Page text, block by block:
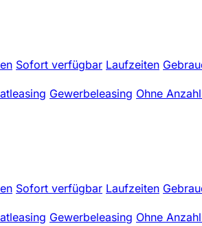
Sofort verfügbar Laufzeiten
Gewerbeleasing Ohne
Sofort verfügbar Laufzeiten
Gewerbeleasing Ohne